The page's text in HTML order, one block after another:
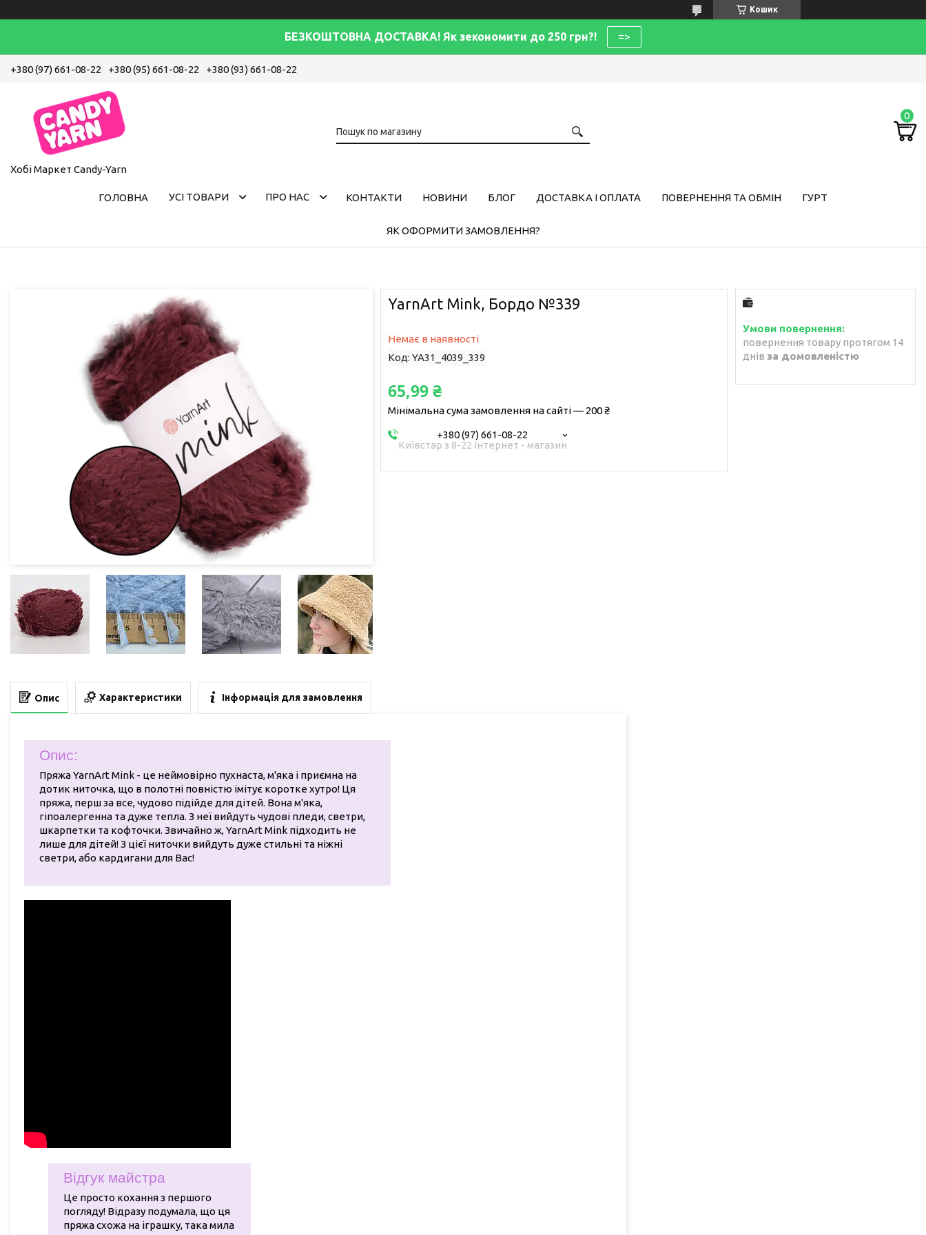
Кошик
БЕЗКОШТОВНА ДОСТАВКА! Як зекономити до 250 грн?! =>
+380 (97) 661-08-22 +380 (95) 661-08-22 +380 (93) 661-08-22
Хобі Маркет Candy-Yarn
ГОЛОВНА УСІ ТОВАРИ ПРО НАС КОНТАКТИ НОВИНИ БЛОГ ДОСТАВКА І ОПЛАТА ПОВЕРНЕННЯ ТА ОБМІН ГУРТ
ЯК ОФОРМИТИ ЗАМОВЛЕННЯ?
YarnArt Mink, Бордо №339
Немає в наявності
Код: YA31_4039_339
65,99 ₴
Мінімальна сума замовлення на сайті — 200 ₴
+380 (97) 661-08-22
Київстар з 8-22 Інтернет - магазин
повернення товару протягом 14
днів за домовленістю
Опис Характеристики Інформація для замовлення
Опис:
Пряжа YarnArt Mink - це неймовірно пухнаста, м'яка і приємна на
дотик ниточка, що в полотні повністю імітує коротке хутро! Ця
пряжа, перш за все, чудово підійде для дітей. Вона м'яка,
гіпоалергенна та дуже тепла. З неї вийдуть чудові пледи, светри,
шкарпетки та кофточки. Звичайно ж, YarnArt Mink підходить не
лише для дітей! З цієї ниточки вийдуть дуже стильні та ніжні
светри, або кардигани для Вас!
Відгук майстра
Це просто кохання з першого
погляду! Відразу подумала, що ця
пряжа схожа на іграшку, така мила